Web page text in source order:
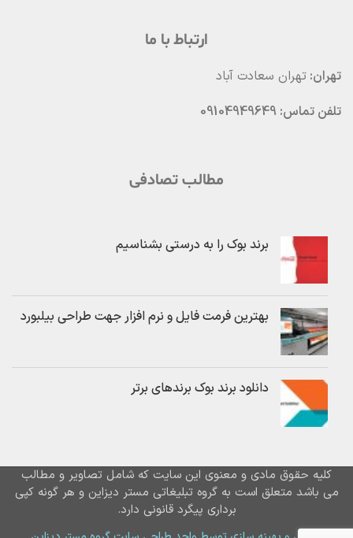
ارتباط با ما
تهران: تهران سعادت آباد
تلفن تماس: 09104949649
مطالب تصادفی
برند بوک را به درستی بشناسیم
بهترین فرمت فایل و نرم افزار جهت طراحی بیلبورد
دانلود برند بوک برندهای برتر
کلیه حقوق مادی و معنوی این سایت که شامل تصاویر و مطالب
می باشد متعلق است به گروه تبلیغاتی مستر دیزاین و هر گونه کپی
برداری پیگرد قانونی دارد.